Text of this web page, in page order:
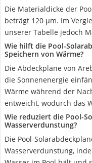
Die Materialdicke der
beträgt 120 μm. Im
unserer Tabelle jedoch
Wie hilft die Pool-
Speichern von Wärme?
Die Abdeckplane von
die Sonnenenergie
Wärme während der
entweicht, wodurch das
Wie reduziert die Pool-
Wasserverdunstung?
Die Pool-
Wasserverdunstung,